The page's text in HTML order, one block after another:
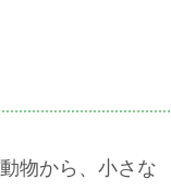
物から、小さな